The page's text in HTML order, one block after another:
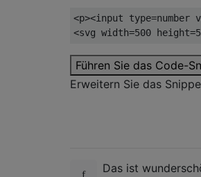
<p><input type=number
<svg width=500 height=
Führen Sie das Code-
Erweitern Sie das
Das ist